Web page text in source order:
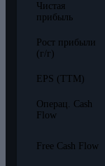
Чистая
прибыль
Рост прибыли
(г/г)
EPS (TTM)
Операц. Cash
Flow
Free Cash Flow